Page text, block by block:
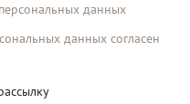
данных
данных согласен